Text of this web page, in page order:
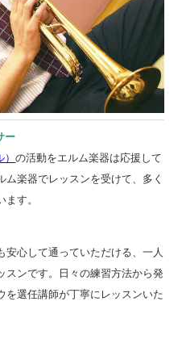
ー
）の活動をエルム楽器は応援して
楽器でレッスンを受けて、多く
す。
心して通っていただける、一人
スンです。日々の練習方法から発
を選任講師が丁寧にレッスンいた